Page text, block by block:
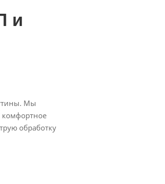
и
Мы
комфортное
обработку